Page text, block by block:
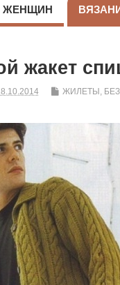
ЖЕНЩИН
жакет
ЖИЛЕТЫ,